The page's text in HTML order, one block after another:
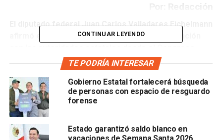
Por: Redacción
El diputado federal Juan Carlos Valladares Eichelmann
afirmó este martes que mantendrá la coordinación
para impulsar iniciativas en materia de bienestar
social, salud y desarrollo integral de las familias en San
Luis Potosí. Así lo hizo saber durante elacto de
presentación de las obras de rehabilitación de la
Unidad Deportiva de Alto Rendimiento, encabezado
por el gobernador Ricardo Gallardo Cardona
CONTINUAR LEYENDO
TE PODRÍA INTERESAR
Gobierno Estatal fortalecerá búsqueda
de personas con espacio de resguardo
forense
Estado garantizó saldo blanco en